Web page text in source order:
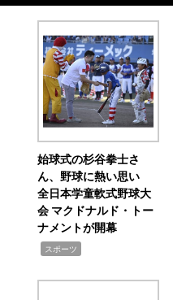
始球式の杉谷拳士さ
ん、野球に熱い思い
全日本学童軟式野球大
会 マクドナルド・トー
ナメントが開幕
スポーツ